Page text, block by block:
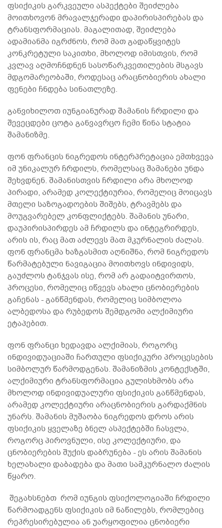
ფსიქიკის გარკვეული ასპექტები შეიძლება
მოითხოვონ მრავალჯერადი დაპირისპირებას და
ტრანსფორმაციას. მაგალითად, შეიძლება
ადამიანმა იგრძნოს, რომ მათ გადაწყვიტეს
კონკრეტული საკითხი, მხოლოდ იმისთვის, რომ
კვლავ აღმოჩნდნენ სასოწარკვეთილების მსგავს
მდგომარეობაში, როდესაც არაცნობიერის ახალი
ფენები ჩნდება სინათლეზე.
განვიხილოთ იუნგიანურად შამანის ჩრდილი და
შევეცდები ცოტა განვავრცო ჩემი წინა სტატია
შამანიზმე.
ფონ ფრანცის ნიგრედოს ინტერპრეტაცია ემთხვევა
იმ უნიკალურ ჩრდილს, რომელსაც შამანები უნდა
შეხვდნენ. შამანისთვის ჩრდილი არა მხოლოდ
პირადი, არამედ კოლექტიურია, რომელიც მოიცავს
მთელი საზოგადოების შიშებს, ტრავმებს და
მოუგვარებელ კონფლიქტებს. შამანის უნარი,
დაუპირისპირდეს ამ ჩრდილს და ინტეგრირდეს,
არის ის, რაც მათ აძლევს მათ მკურნალის ძალას.
ფონ ფრანცმა ხაზგასმით აღნიშნა, რომ ნიგრედოს
წარმატებული ნავიგაცია მოითხოვს ინდივიდს,
გაუძლოს ტანჯვას ისე, რომ არ გადაიტვირთოს,
პროცესი, რომელიც იწვევს ახალი ცნობიერების
გაჩენას - განწმენდას, რომელიც სიმბოლოა
ალბედოსა და რუბედოს შემდგომი ალქიმიური
ეტაპებით.
ფონ ფრანცი ხედავდა ალქიმიას, როგორც
ინდივიდუაციაში ჩართული ფსიქიკური პროცესების
სიმბოლურ წარმოდგენას. შამანიზმის კონტექსტში,
ალქიმიური ტრანსფორმაცია გულისხმობს არა
მხოლოდ ინდივიდუალური ფსიქიკის განწმენდას,
არამედ კოლექტიური არაცნობიერის გარდაქმნის
უნარს. შამანის მუშაობა ნიგრედოს დროს არის
ფსიქიკის ყველაზე ბნელ ასპექტებში ჩასვლა,
როგორც პიროვნული, ისე კოლექტიური, და
ცნობიერების შუქის დაბრუნება - ეს არის შამანის
ხელახალი დაბადება და მათი სამკურნალო ძალის
წყარო.
შეგახსნებთ რომ იუნგის ფსიქოლოგიაში ჩრდილი
წარმოადგენს ფსიქიკის იმ ნაწილებს, რომლებიც
რეპრესირებულია ან უარყოფილია ცნობიერი